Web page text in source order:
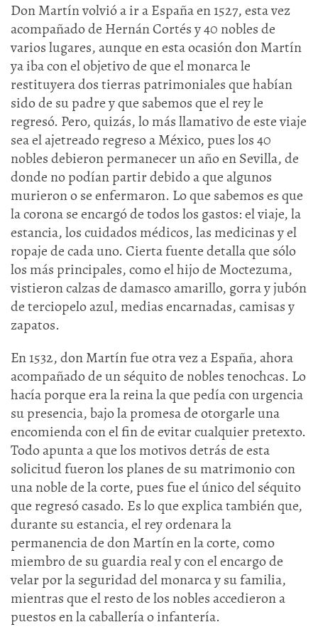
Don Martín volvió a ir a España en 1527, esta vez
acompañado de Hernán Cortés y 40 nobles de
varios lugares, aunque en esta ocasión don Martín
ya iba con el objetivo de que el monarca le
restituyera dos tierras patrimoniales que habían
sido de su padre y que sabemos que el rey le
regresó. Pero, quizás, lo más llamativo de este viaje
sea el ajetreado regreso a México, pues los 40
nobles debieron permanecer un año en Sevilla, de
donde no podían partir debido a que algunos
murieron o se enfermaron. Lo que sabemos es que
la corona se encargó de todos los gastos: el viaje, la
estancia, los cuidados médicos, las medicinas y el
ropaje de cada uno. Cierta fuente detalla que sólo
los más principales, como el hijo de Moctezuma,
vistieron calzas de damasco amarillo, gorra y jubón
de terciopelo azul, medias encarnadas, camisas y
zapatos.
En 1532, don Martín fue otra vez a España, ahora
acompañado de un séquito de nobles tenochcas. Lo
hacía porque era la reina la que pedía con urgencia
su presencia, bajo la promesa de otorgarle una
encomienda con el fin de evitar cualquier pretexto.
Todo apunta a que los motivos detrás de esta
solicitud fueron los planes de su matrimonio con
una noble de la corte, pues fue el único del séquito
que regresó casado. Es lo que explica también que,
durante su estancia, el rey ordenara la
permanencia de don Martín en la corte, como
miembro de su guardia real y con el encargo de
velar por la seguridad del monarca y su familia,
mientras que el resto de los nobles accedieron a
puestos en la caballería o infantería.